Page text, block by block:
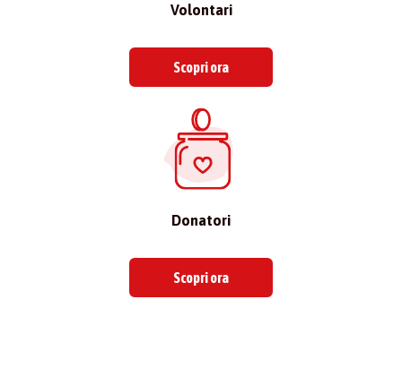
Volontari
Scopri ora
Donatori
Scopri ora